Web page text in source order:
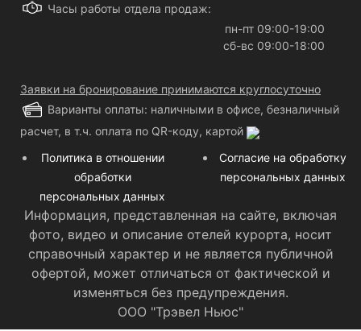
Часы работы отдела продаж:
пн-пт 09:00-19:00
сб-вс 09:00-18:00
Заявки на бронирование принимаются круглосуточно
Варианты оплаты: наличными в офисе, безналичный
расчет, в т.ч. оплата по QR-коду, картой
Политика в отношении
обработки
персональных данных
Согласие на обработку
персональных данных
Информация, представленная на сайте, включая
фото, видео и описание отелей курорта, носит
справочный характер и не является публичной
офертой, может отличаться от фактической и
изменяться без предупреждения.
ООО "Трэвел Ньюс"